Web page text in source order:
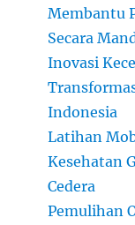
Membantu
Secara
Inovasi
Indonesia
Latihan
Kesehatan
Cedera
Pemulihan